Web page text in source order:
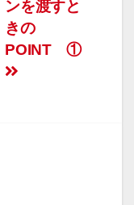
ンを渡すと
きの
POINT ①